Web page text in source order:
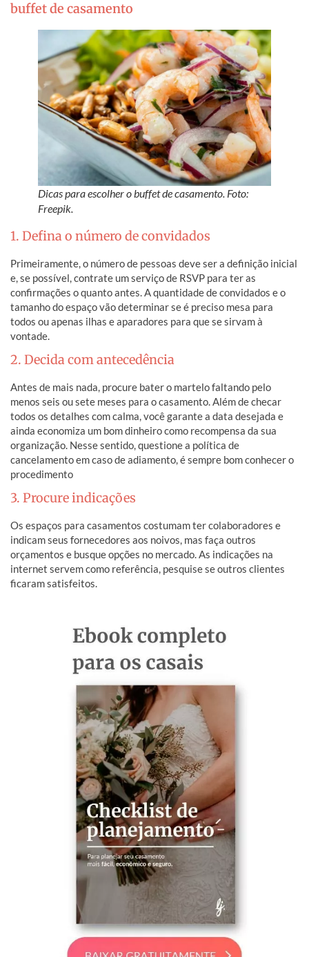
buffet de casamento
Dicas para escolher o buffet de casamento. Foto:
Freepik.
1. Defina o número de convidados
Primeiramente, o número de pessoas deve ser a definição inicial
e, se possível, contrate um serviço de RSVP para ter as
confirmações o quanto antes. A quantidade de convidados e o
tamanho do espaço vão determinar se é preciso mesa para
todos ou apenas ilhas e aparadores para que se sirvam à
vontade.
2. Decida com antecedência
Antes de mais nada, procure bater o martelo faltando pelo
menos seis ou sete meses para o casamento. Além de checar
todos os detalhes com calma, você garante a data desejada e
ainda economiza um bom dinheiro como recompensa da sua
organização. Nesse sentido, questione a política de
cancelamento em caso de adiamento, é sempre bom conhecer o
procedimento
3. Procure indicações
Os espaços para casamentos costumam ter colaboradores e
indicam seus fornecedores aos noivos, mas faça outros
orçamentos e busque opções no mercado. As indicações na
internet servem como referência, pesquise se outros clientes
ficaram satisfeitos.